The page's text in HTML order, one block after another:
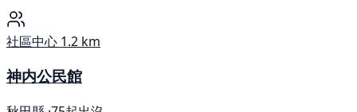
社區中心 1.2 km
神内公民館